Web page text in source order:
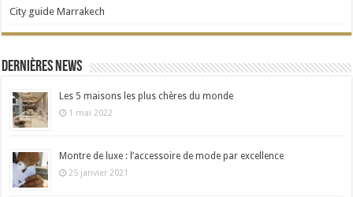
City guide Marrakech
Dernières news
Les 5 maisons les plus chères du monde
1 mai 2022
Montre de luxe : l’accessoire de mode par excellence
25 janvier 2021